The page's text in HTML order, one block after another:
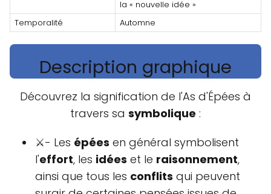
la « nouvelle idée »
Temporalité
Automne
Description graphique
Découvrez la signification de l'As d'Épées à
travers sa symbolique :
⚔- Les épées en général symbolisent
l'effort, les idées et le raisonnement,
ainsi que tous les conflits qui peuvent